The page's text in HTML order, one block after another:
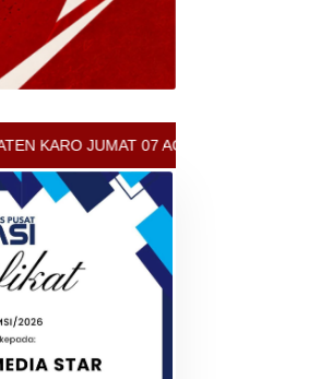
AGUSTUS 2026 - ARCIS BERASTAGI :